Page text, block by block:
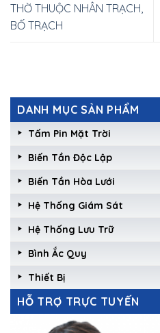
THỜ THUỘC NHÂN TRẠCH,
BỐ TRẠCH
DANH MỤC SẢN PHẨM
Tấm Pin Mặt Trời
Biến Tần Độc Lập
Biến Tần Hòa Lưới
Hệ Thống Giám Sát
Hệ Thống Lưu Trữ
Bình Ắc Quy
Thiết Bị
HỖ TRỢ TRỰC TUYẾN